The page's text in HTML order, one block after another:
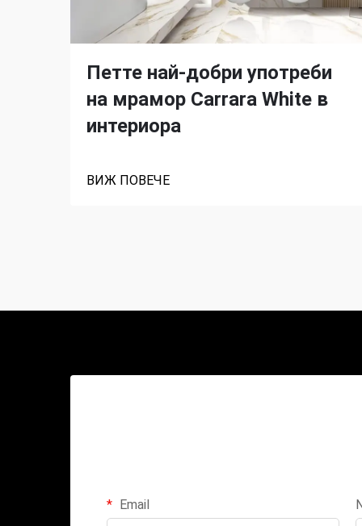
Петте най-добри употреби
на мрамор Carrara White в
интериора
ВИЖ ПОВЕЧЕ
Email